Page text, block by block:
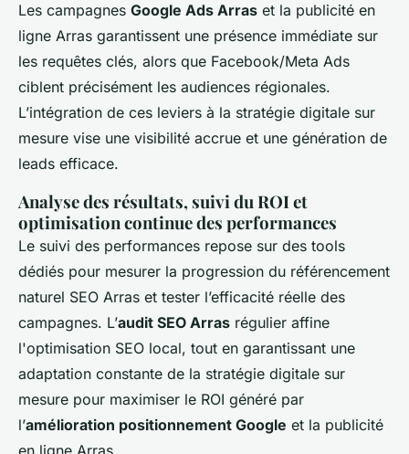
Les campagnes Google Ads Arras et la publicité en
ligne Arras garantissent une présence immédiate sur
les requêtes clés, alors que Facebook/Meta Ads
ciblent précisément les audiences régionales.
L’intégration de ces leviers à la stratégie digitale sur
mesure vise une visibilité accrue et une génération de
leads efficace.
Analyse des résultats, suivi du ROI et
optimisation continue des performances
Le suivi des performances repose sur des tools
dédiés pour mesurer la progression du référencement
naturel SEO Arras et tester l’efficacité réelle des
campagnes. L’audit SEO Arras régulier affine
l'optimisation SEO local, tout en garantissant une
adaptation constante de la stratégie digitale sur
mesure pour maximiser le ROI généré par
l’amélioration positionnement Google et la publicité